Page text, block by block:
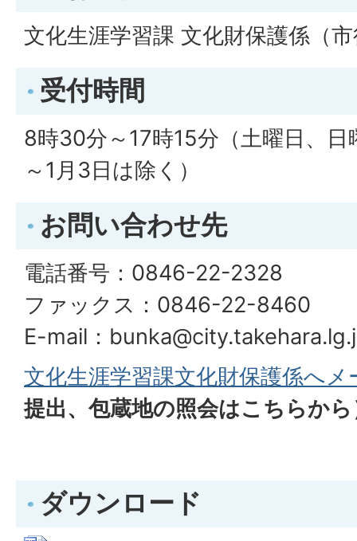
文化生涯学習課 文化財保護係（
受付時間
8時30分～17時15分（土曜日、
～1月3日は除く）
お問い合わせ先
電話番号：0846-22-2328
ファックス：0846-22-8460
E-mail：
文化生涯学習課文化財保護係へメ
提出、包蔵地の照会はこちらから
ダウンロード